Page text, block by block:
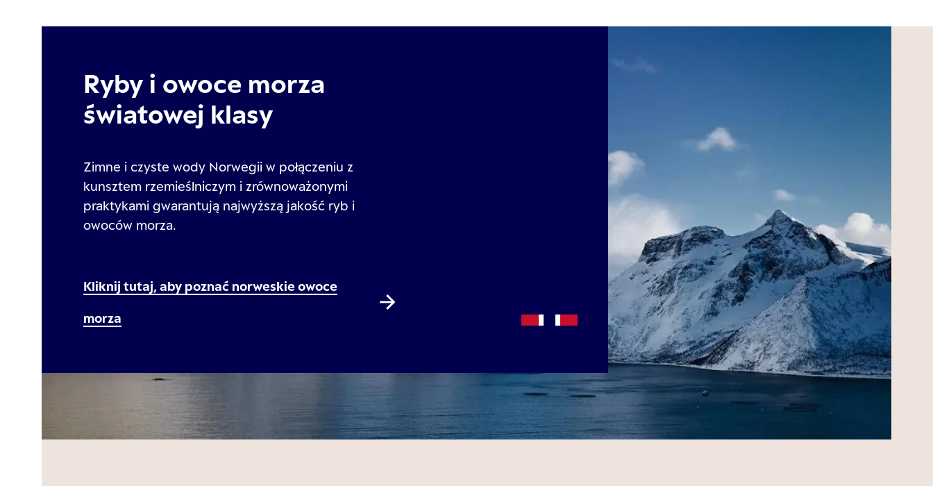
Ryby i owoce morza
światowej klasy
Zimne i czyste wody Norwegii w połączeniu z
kunsztem rzemieślniczym i zrównoważonymi
praktykami gwarantują najwyższą jakość ryb i
owoców morza.
Kliknij tutaj, aby poznać norweskie owoce
morza